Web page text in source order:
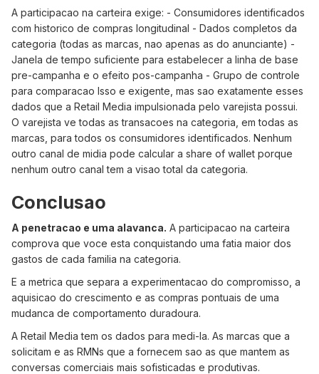
A participacao na carteira exige: - Consumidores identificados
com historico de compras longitudinal - Dados completos da
categoria (todas as marcas, nao apenas as do anunciante) -
Janela de tempo suficiente para estabelecer a linha de base
pre-campanha e o efeito pos-campanha - Grupo de controle
para comparacao Isso e exigente, mas sao exatamente esses
dados que a Retail Media impulsionada pelo varejista possui.
O varejista ve todas as transacoes na categoria, em todas as
marcas, para todos os consumidores identificados. Nenhum
outro canal de midia pode calcular a share of wallet porque
nenhum outro canal tem a visao total da categoria.
Conclusao
A penetracao e uma alavanca. A participacao na carteira
comprova que voce esta conquistando uma fatia maior dos
gastos de cada familia na categoria.
E a metrica que separa a experimentacao do compromisso, a
aquisicao do crescimento e as compras pontuais de uma
mudanca de comportamento duradoura.
A Retail Media tem os dados para medi-la. As marcas que a
solicitam e as RMNs que a fornecem sao as que mantem as
conversas comerciais mais sofisticadas e produtivas.